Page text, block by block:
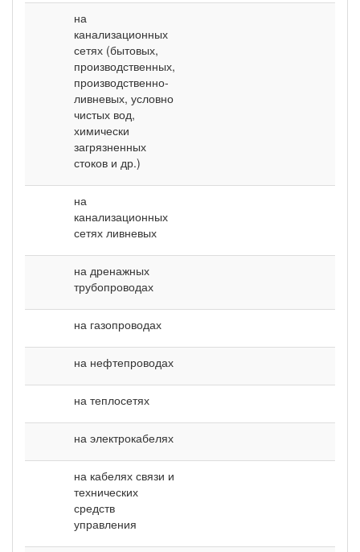
на
канализационных
сетях (бытовых,
производственных,
производственно-
ливневых, условно
чистых вод,
химически
загрязненных
стоков и др.)
на
канализационных
сетях ливневых
на дренажных
трубопроводах
на газопроводах
на нефтепроводах
на теплосетях
на электрокабелях
на кабелях связи и
технических
средств
управления